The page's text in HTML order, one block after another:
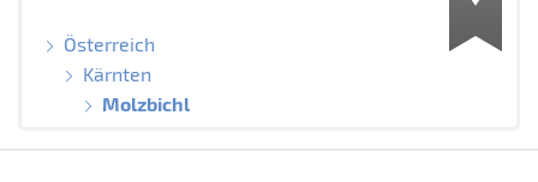
Österreich
Kärnten
Molzbichl